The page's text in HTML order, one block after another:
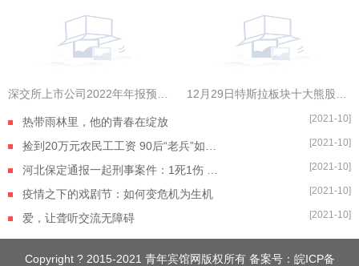
热带雨林里，他的青春在绽放 [2021-10]
[2021-10]
[2021-10]
疫情之下的戏剧节：如何变危机为生机 [2021-10]
爱，让聋听交流无障碍 [2021-10]
Copyright ? 2015-2021 青年宾馆网版权所有 备案号： 皖ICP备